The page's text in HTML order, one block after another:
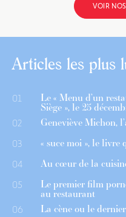
VOIR
Articles les plus
01 Le « Menu d’un
Siège », le 25
02 Geneviève Michon,
03 « suce moi », le
04 Au cœur de la
05 Le premier film
au restaurant
06 La cène ou le